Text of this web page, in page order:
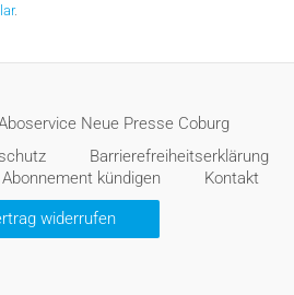
.
Neue Presse Coburg
Barrierefreiheitserklärung
Abonnement kündigen Kontakt
widerrufen